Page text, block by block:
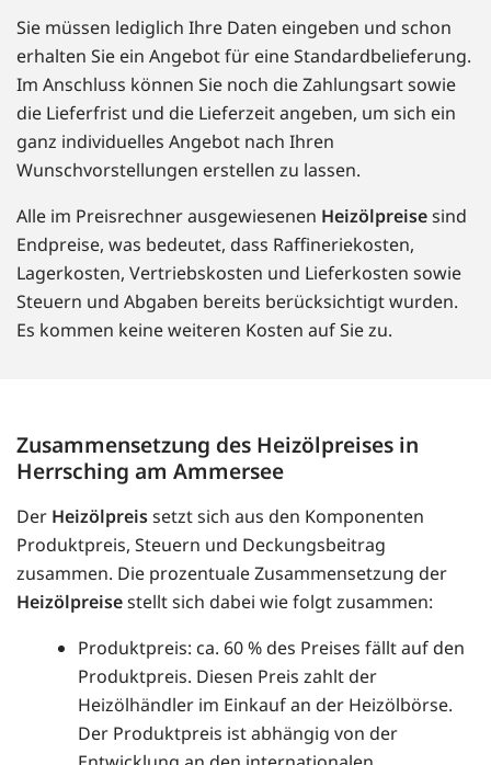
Sie müssen lediglich Ihre Daten eingeben und schon
erhalten Sie ein Angebot für eine Standardbelieferung.
Im Anschluss können Sie noch die Zahlungsart sowie
die Lieferfrist und die Lieferzeit angeben, um sich ein
ganz individuelles Angebot nach Ihren
Wunschvorstellungen erstellen zu lassen.
Alle im Preisrechner ausgewiesenen Heizölpreisesind
Endpreise, was bedeutet, dass Raffineriekosten,
Lagerkosten, Vertriebskosten und Lieferkosten sowie
Steuern und Abgaben bereits berücksichtigt wurden.
Es kommen keine weiteren Kosten auf Sie zu.
Zusammensetzung des Heizölpreises in
Herrsching am Ammersee
Der Heizölpreissetzt sich aus den Komponenten
Produktpreis, Steuern und Deckungsbeitrag
zusammen. Die prozentuale Zusammensetzung der
Heizölpreisestellt sich dabei wie folgt zusammen:
Produktpreis: ca. 60 % des Preises fällt auf den
Produktpreis. Diesen Preis zahlt der
Heizölhändler im Einkauf an der Heizölbörse.
Der Produktpreis ist abhängig von der